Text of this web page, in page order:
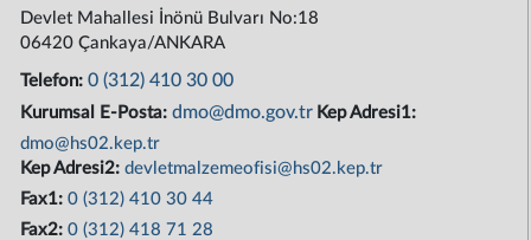
Devlet Mahallesi İnönü Bulvarı No:18
06420 Çankaya/ANKARA
Telefon:0 (312) 410 30 00
Kurumsal E-Posta:dmo@dmo.gov.tr Kep Adresi1:
dmo@hs02.kep.tr
Kep Adresi2:devletmalzemeofisi@hs02.kep.tr
Fax1:0 (312) 410 30 44
Fax2:0 (312) 418 71 28